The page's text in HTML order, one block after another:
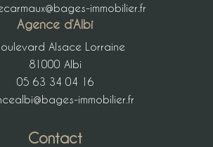
immobilier.fr
Agence d’Albi
Alsace Lorraine
81000 Albi
05 63 34 04 16
immobilier.fr
Contact